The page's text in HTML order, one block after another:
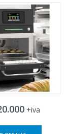
+iva